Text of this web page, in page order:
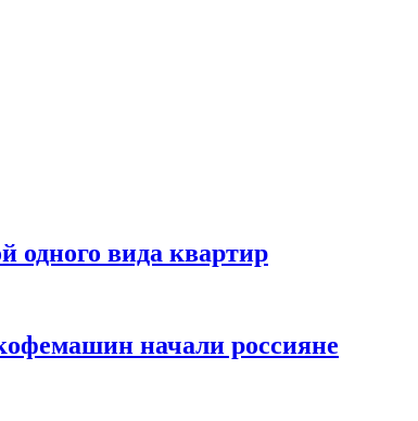
одного вида квартир
начали россияне